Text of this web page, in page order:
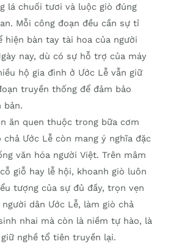
lá chuối tươi và luộc giò đúng
Mỗi công đoạn đều cần sự tỉ
hiện bàn tay tài hoa của người
nay, dù có sự hỗ trợ của máy
hộ gia đình ở Ước Lễ vẫn giữ
truyền thống để đảm bảo
bản.
ăn quen thuộc trong bữa cơm
chả Ước Lễ còn mang ý nghĩa đặc
văn hóa người Việt. Trên mâm
giỗ hay lễ hội, khoanh giò luôn
tượng của sự đủ đầy, trọn vẹn
dân Ước Lễ, làm giò chả
nhai mà còn là niềm tự hào, là
nghề tổ tiên truyền lại.